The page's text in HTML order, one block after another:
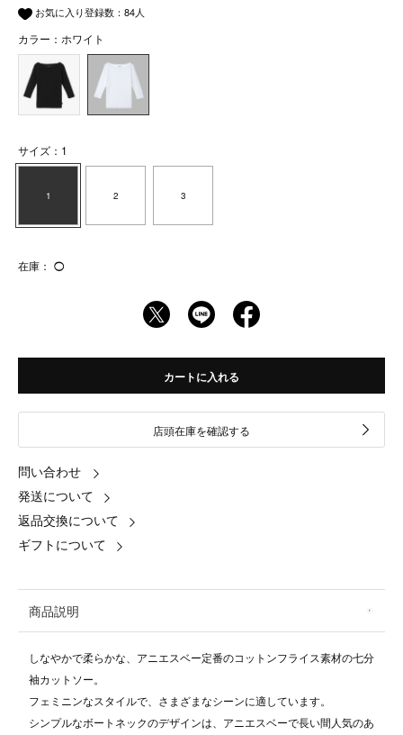
お気に入り登録数： 84人
カラー：ホワイト
サイズ：1
1 2 3
在庫： ◯
カートに入れる
店頭在庫を確認する
問い合わせ
発送について
返品交換について
ギフトについて
商品説明
しなやかで柔らかな、アニエスベー定番のコットンフライス素材の七分
袖カットソー。
フェミニンなスタイルで、さまざまなシーンに適しています。
シンプルなボートネックのデザインは、アニエスベーで長い間人気のあ